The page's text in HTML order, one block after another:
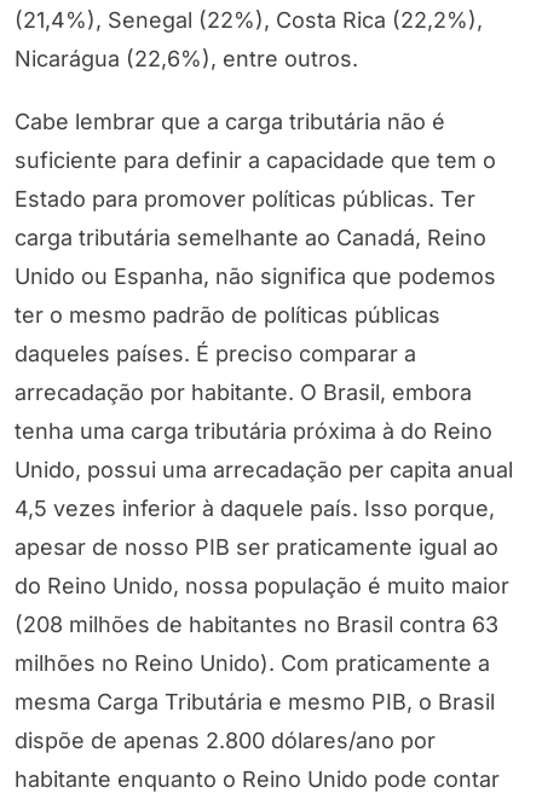
(21,4%), Senegal (22%), Costa Rica (22,2%),
Nicarágua (22,6%), entre outros.
Cabe lembrar que a carga tributária não é
suficiente para definir a capacidade que tem o
Estado para promover políticas públicas. Ter
carga tributária semelhante ao Canadá, Reino
Unido ou Espanha, não significa que podemos
ter o mesmo padrão de políticas públicas
daqueles países. É preciso comparar a
arrecadação por habitante. O Brasil, embora
tenha uma carga tributária próxima à do Reino
Unido, possui uma arrecadação per capita anual
4,5 vezes inferior à daquele país. Isso porque,
apesar de nosso PIB ser praticamente igual ao
do Reino Unido, nossa população é muito maior
(208 milhões de habitantes no Brasil contra 63
milhões no Reino Unido). Com praticamente a
mesma Carga Tributária e mesmo PIB, o Brasil
dispõe de apenas 2.800 dólares/ano por
habitante enquanto o Reino Unido pode contar